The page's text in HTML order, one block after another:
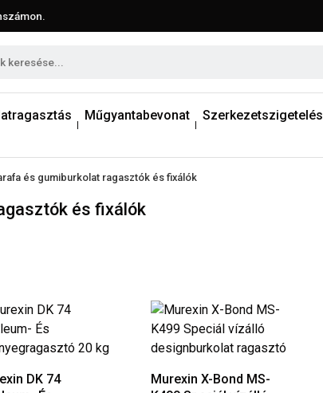
Műgyantabevonat Szerkezetszigetelés
és gumiburkolat ragasztók és fixálók
és fixálók
DK 74
Murexin X-Bond MS-